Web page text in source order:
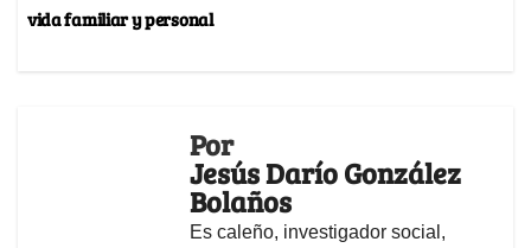
vida familiar y personal
Por
Jesús Darío González
Bolaños
Es caleño, investigador social,